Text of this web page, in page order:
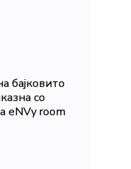
бајковито
со
eNVy room